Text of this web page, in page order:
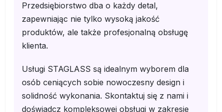
Przedsiębiorstwo dba o każdy detal,
zapewniając nie tylko wysoką jakość
produktów, ale także profesjonalną obsługę
klienta.
Usługi STAGLASS są idealnym wyborem dla
osób ceniących sobie nowoczesny design i
solidność wykonania. Skontaktuj się z nami i
doświadcz kompleksowej obsługi w zakresie